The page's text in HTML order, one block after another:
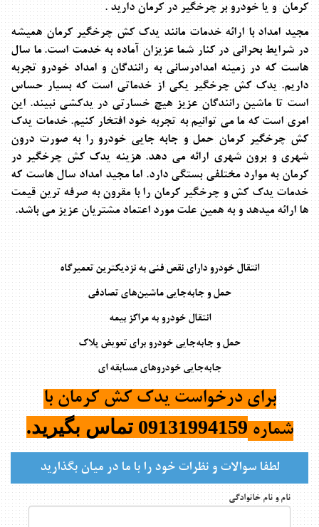
کرمان و یا خودرو بر چرخگیر در کرمان دارید .
مجید امداد با ارائه خدمات مانند یدک کش چرخگیر کرمانهمیشه
در شرایط بحرانی در کنار شما عزیزان آماده به خدمت است. ما سال
هاست که در زمینه امدادرسانی به رانندگان و امداد خودرو تجربه
داریم. یدک کش چرخگیر یکی از خدماتی است که بسیار حساس
است تا ماشین رانندگان عزیز هیچ خسارتی در یدکشی نبیند. این
امری است که ما می توانیم به تجربه خود افتخار کنیم.خدماتیدک
کش چرخگیر کرمان حمل و جابه جایی خودرو را به صورت درون
شهری و برون شهری ارائه می دهد. هزینهیدک کش چرخگیر در
کرمانبه موارد مختلفی بستگی دارد. اما مجید امداد سال هاست که
خدمات یدک کش و چرخگیر کرمان را با مقرون به صرفه ترین قیمت
ها ارائه میدهد و به همین علت مورد اعتماد مشتریان عزیز می باشد.
انتقال خودرو دارای نقص فنی به نزدیکترین تعمیرگاه
حمل و جابه‌جایی ماشین‌های تصادفی
انتقال خودرو به مراکز بیمه
حمل و جابه‌جایی خودرو برای تعویض پلاک
جابه‌جایی خودروهای مسابقه ای
برای درخواست یدک کش کرمان با
شماره 09131994159 تماس بگیرید.
لطفا سوالات و نظرات خود را با ما در میان بگذارید
نام و نام خانوادگی